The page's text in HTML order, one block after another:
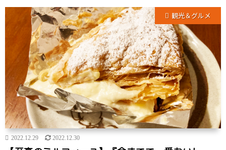
観光＆グルメ
2022.12.29 2022.12.30